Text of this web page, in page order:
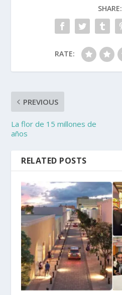
SHARE:
RATE:
PREVIOUS
La flor de 15 millones de
años
RELATED POSTS